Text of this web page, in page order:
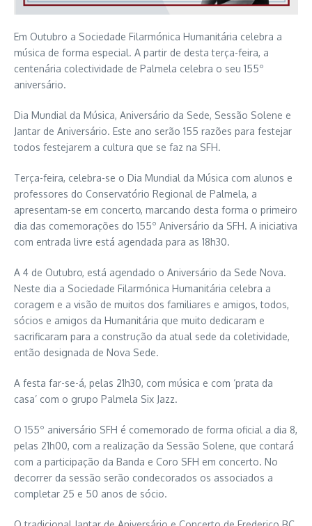
Em Outubro a Sociedade Filarmónica Humanitária celebra a
música de forma especial. A partir de desta terça-feira, a
centenária colectividade de Palmela celebra o seu 155º
aniversário.
Dia Mundial da Música, Aniversário da Sede, Sessão Solene e
Jantar de Aniversário. Este ano serão 155 razões para festejar
todos festejarem a cultura que se faz na SFH.
Terça-feira, celebra-se o Dia Mundial da Música com alunos e
professores do Conservatório Regional de Palmela, a
apresentam-se em concerto, marcando desta forma o primeiro
dia das comemorações do 155º Aniversário da SFH. A iniciativa
com entrada livre está agendada para as 18h30.
A 4 de Outubro, está agendado o Aniversário da Sede Nova.
Neste dia a Sociedade Filarmónica Humanitária celebra a
coragem e a visão de muitos dos familiares e amigos, todos,
sócios e amigos da Humanitária que muito dedicaram e
sacrificaram para a construção da atual sede da coletividade,
então designada de Nova Sede.
A festa far-se-á, pelas 21h30, com música e com ‘prata da
casa’ com o grupo Palmela Six Jazz.
O 155º aniversário SFH é comemorado de forma oficial a dia 8,
pelas 21h00, com a realização da Sessão Solene, que contará
com a participação da Banda e Coro SFH em concerto. No
decorrer da sessão serão condecorados os associados a
completar 25 e 50 anos de sócio.